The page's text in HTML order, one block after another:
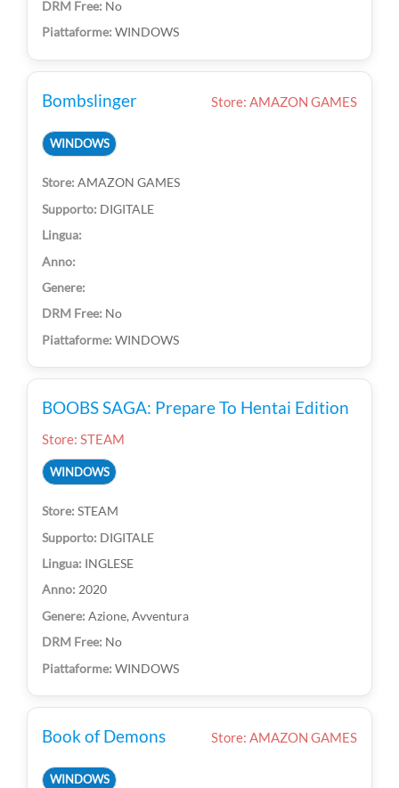
No
WINDOWS
Bombslinger Store: AMAZON GAMES
WINDOWS
AMAZON GAMES
DIGITALE
No
WINDOWS
BOOBS SAGA: Prepare To Hentai Edition
Store: STEAM
WINDOWS
STEAM
DIGITALE
INGLESE
2020
Azione, Avventura
No
WINDOWS
Book of Demons Store: AMAZON GAMES
WINDOWS